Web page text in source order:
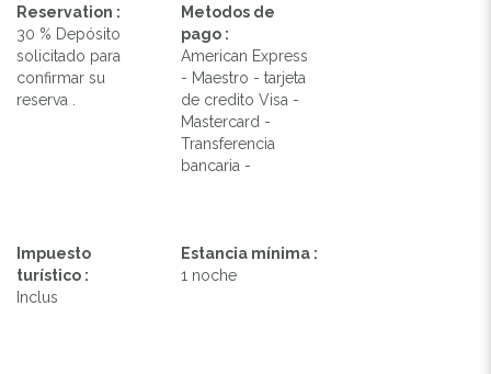
Reservation :
30 % Depósito
solicitado para
confirmar su
reserva .
Metodos de
pago :
American Express
- Maestro - tarjeta
de credito Visa -
Mastercard -
Transferencia
bancaria -
Impuesto
turístico :
Inclus
Estancia mínima :
1 noche